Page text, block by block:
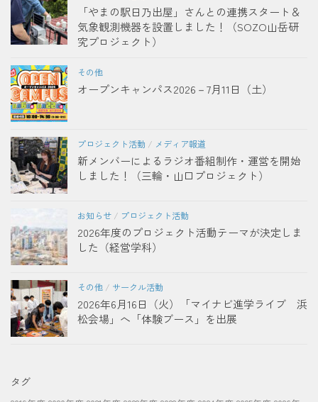
「やまの駅日乃出屋」さんとの連携スタート＆
気象観測機器を設置しました！（SOZO山岳研
究プロジェクト）
その他
オープンキャンパス2026－7月11日（土）
プロジェクト活動 / メディア報道
新メンバーによるラジオ番組制作・運営を開始
しました！（三輪・山口プロジェクト）
お知らせ / プロジェクト活動
2026年度のプロジェクト活動テーマが決定しま
した（経営学科）
その他 / サークル活動
2026年6月16日（火）「マイナビ進学ライブ 浜
松会場」へ「体験ブース」を出展
タグ